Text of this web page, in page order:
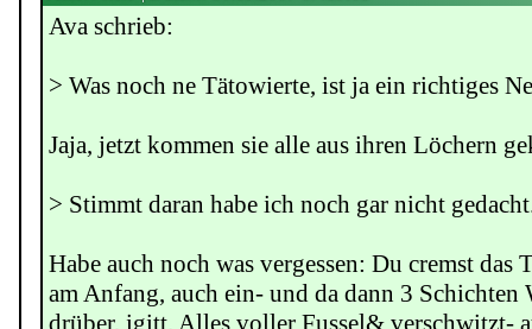
Ava schrieb:
> Was noch ne Tätowierte, ist ja ein richtiges
Jaja, jetzt kommen sie alle aus ihren Löchern
> Stimmt daran habe ich noch gar nicht
Habe auch noch was vergessen: Du cremst das
am Anfang, auch ein- und da dann 3
drüber, igitt. Alles voller Fussel& verschwitzt-